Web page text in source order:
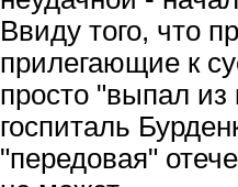
Ввиду того, что
прилегающие к
просто "выпал
госпиталь
"передовая"